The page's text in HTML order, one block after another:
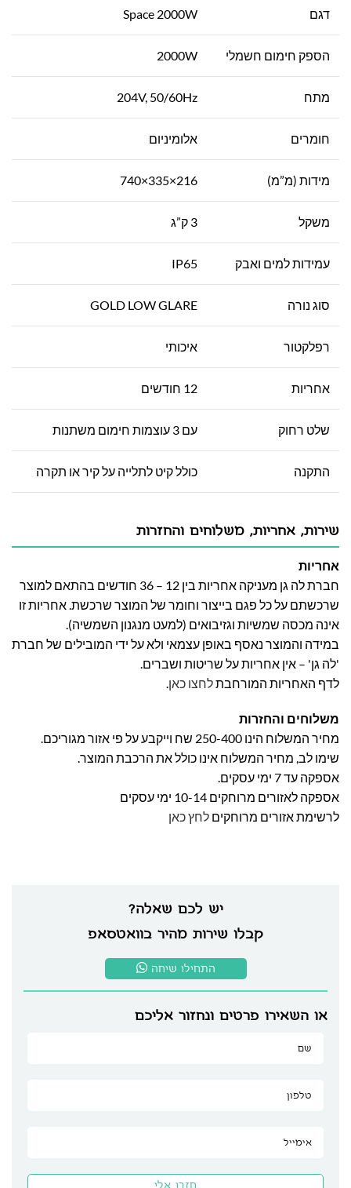
דגם Space 2000W
הספק חימום חשמלי 2000W
מתח 204V, 50/60Hz
חומרים אלומיניום
מידות (מ”מ) 216×335×740
משקל 3 ק”ג
עמידות למים ואבק IP65
סוג נורה GOLD LOW GLARE
רפלקטור איכותי
אחריות 12 חודשים
שלט רחוק עם 3 עוצמות חימום משתנות
התקנה כולל קיט לתלייה על קיר או תקרה
יש לכם שאלה?
קבלו שירות מהיר בוואטסאפ
התחילו שיחה
או השאירו פרטים ונחזור אליכם
שירות, אחריות, משלוחים והחזרות
אחריות
חברת לה גן מעניקה אחריות בין 12 – 36 חודשים בהתאם למוצר
שרכשתם על כל פגם בייצור וחומר של המוצר שרכשת. אחריות זו
אינה מכסה שמשיות וגזיבואים (למעט מנגנון השמשיה).
במידה והמוצר נאסף באופן עצמאי ולא על ידי המובילים של חברת
'לה גן' – אין אחריות על שריטות ושברים.
לדף האחריות המורחבתלחצו כאן.
משלוחים והחזרות
מחיר המשלוח הינו 250-400 שח וייקבע על פי אזור מגוריכם.
שימו לב, מחיר המשלוח אינו כולל את הרכבת המוצר.
אספקה עד 7 ימי עסקים.
אספקה לאזורים מרוחקים 10-14 ימי עסקים
לרשימת אזורים מרוחקים לחץ כאן